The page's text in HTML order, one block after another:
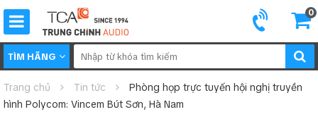
0
TÌM HÃNG
Trang chủ Tin tức
Phòng họp trực tuyến hội nghị truyền
hình Polycom: Vincem Bút Sơn, Hà Nam